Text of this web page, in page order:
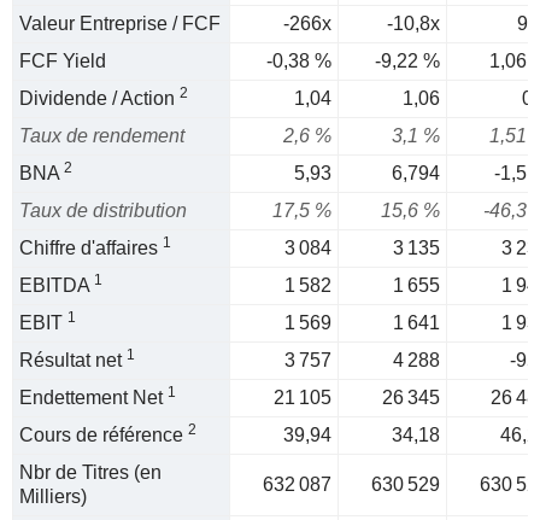
Valeur Entreprise / FCF -266x -10,8x
FCF Yield
-0,38 % -9,22 %
1,06
Dividende / Action 2 1,04 1,06
Taux de rendement
2,6 % 3,1 %
1,51
BNA 2 5,93 6,794
-
Taux de distribution
17,5 % 15,6 %
-46,3
Chiffre d'affaires 1 3 084 3 135
3
EBITDA 1 1 582 1 655
1
EBIT 1 1 569 1 641
1
Résultat net 1 3 757 4 288
-
Endettement Net 1 21 105 26 345
26
Cours de référence 2 39,94 34,18
Nbr de Titres (en
Milliers)
632 087 630 529 630